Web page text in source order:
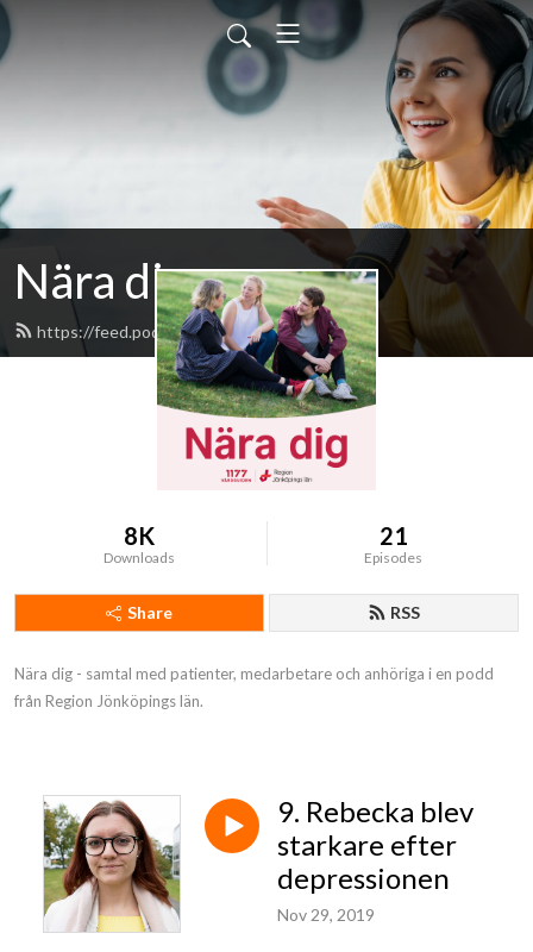
Nära dig
https://feed.podbean.com/naradig/feed.xml
8K
Downloads
21
Episodes
Share RSS
Nära dig - samtal med patienter, medarbetare och anhöriga i en podd
från Region Jönköpings län.
9. Rebecka blev
starkare efter
depressionen
Nov 29, 2019